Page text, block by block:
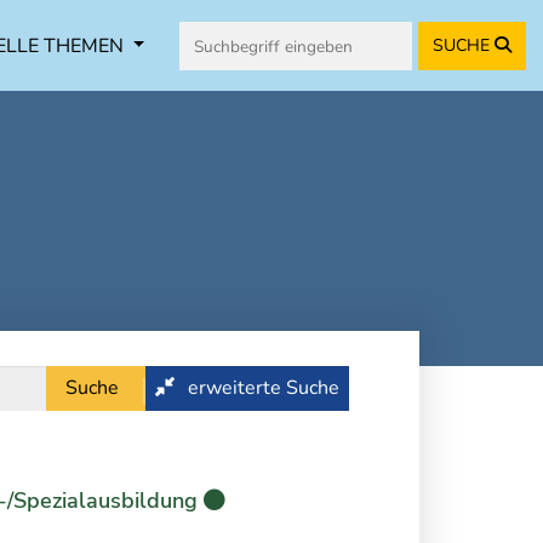
THEMEN SUCHE
Suche erweiterte Suche
Spezialausbildung